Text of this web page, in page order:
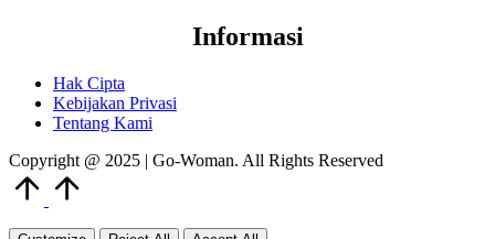
Informasi
Hak Cipta
Kebijakan Privasi
Tentang Kami
Copyright @ 2025 | Go-Woman. All Rights Reserved